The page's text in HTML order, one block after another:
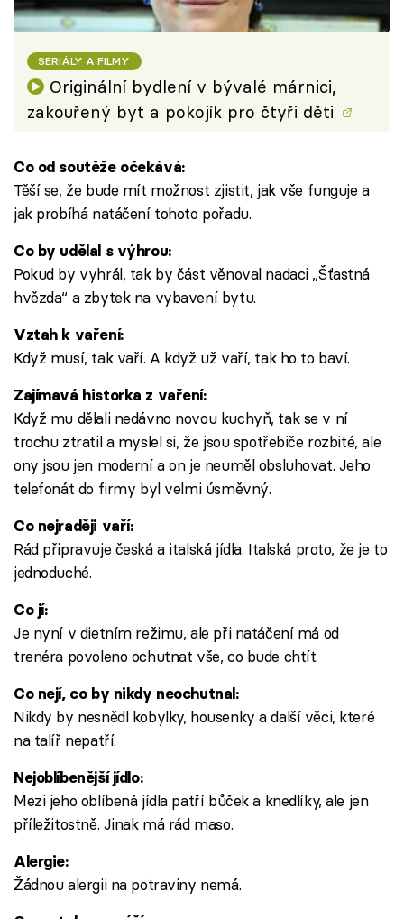
SERIÁLY A FILMY
Originální bydlení v bývalé márnici,
zakouřený byt a pokojík pro čtyři děti
Co od soutěže očekává:
Těší se, že bude mít možnost zjistit, jak vše funguje a
jak probíhá natáčení tohoto pořadu.
Co by udělal s výhrou:
Pokud by vyhrál, tak by část věnoval nadaci „Šťastná
hvězda“ a zbytek na vybavení bytu.
Vztah k vaření:
Když musí, tak vaří. A když už vaří, tak ho to baví.
Zajímavá historka z vaření:
Když mu dělali nedávno novou kuchyň, tak se v ní
trochu ztratil a myslel si, že jsou spotřebiče rozbité, ale
ony jsou jen moderní a on je neuměl obsluhovat. Jeho
telefonát do firmy byl velmi úsměvný.
Co nejraději vaří:
Rád připravuje česká a italská jídla. Italská proto, že je to
jednoduché.
Co jí:
Je nyní v dietním režimu, ale při natáčení má od
trenéra povoleno ochutnat vše, co bude chtít.
Co nejí, co by nikdy neochutnal:
Nikdy by nesnědl kobylky, housenky a další věci, které
na talíř nepatří.
Nejoblíbenější jídlo:
Mezi jeho oblíbená jídla patří bůček a knedlíky, ale jen
příležitostně. Jinak má rád maso.
Alergie:
Žádnou alergii na potraviny nemá.